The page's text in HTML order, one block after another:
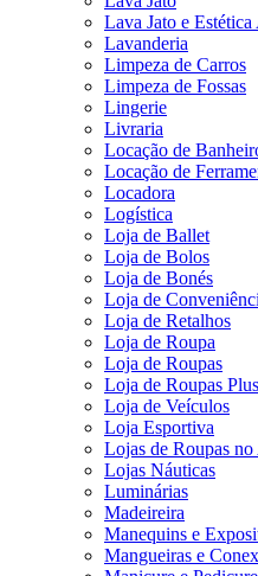
Lava Jato e
Lavanderia
Limpeza de Carros
Limpeza de Fossas
Lingerie
Livraria
Locação de
Locação de
Locadora
Logística
Loja de Ballet
Loja de Bolos
Loja de Bonés
Loja de
Loja de Retalhos
Loja de Roupa
Loja de Roupas
Loja de Roupas
Loja de Veículos
Loja Esportiva
Lojas de Roupas
Lojas Náuticas
Luminárias
Madeireira
Manequins e
Mangueiras e